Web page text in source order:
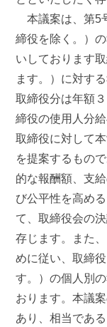
本議案は、第5
締役を除く。）
いしております
ます。）に対す
取締役分は年額
締役の使用人分
取締役に対して
を提案するもの
的な報酬額、支
び公平性を高め
て、取締役会の
存じます。また
めに従い、取締
す。）の個人別
おります。本議
あり、相当であ